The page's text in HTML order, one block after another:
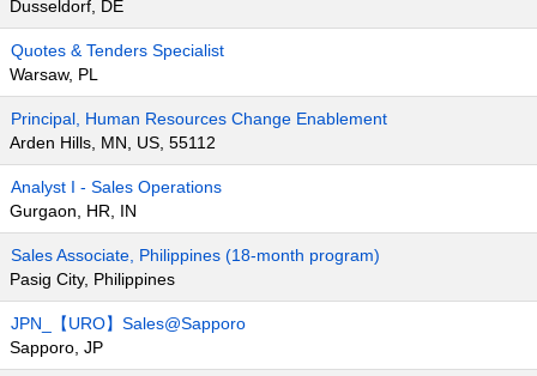
Dusseldorf, DE
Quotes & Tenders Specialist
Warsaw, PL
Principal, Human Resources Change Enablement
Arden Hills, MN, US, 55112
Analyst I - Sales Operations
Gurgaon, HR, IN
Sales Associate, Philippines (18-month program)
Pasig City, Philippines
JPN_【URO】Sales@Sapporo
Sapporo, JP